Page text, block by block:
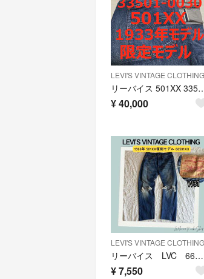
LEVI'S VINTAGE CLOTHING
リーバイス 501XX 33501
¥40,000
LEVI'S VINTAGE CLOTHING
リーバイス LVC 66501 ダブルネーム 501XX W31 1966復刻
¥7,550